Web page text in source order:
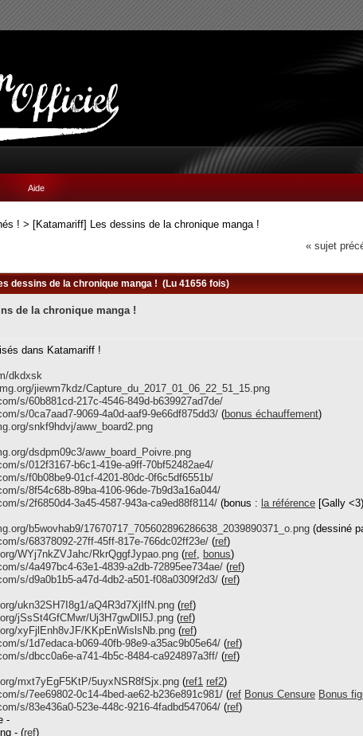
Aide
! > [Katamariff] Les dessins de la chronique manga !
« sujet
dessins de la chronique manga ! (Lu 41656 fois)
de la chronique manga !
dans Katamariff !
dkdxsk
jiewm7kdz/Capture_du_2017_01_06_22_51_15.png
s/60b881cd-217c-4546-849d-b639927ad7de/
s/0ca7aad7-9069-4a0d-aaf9-9e66df875dd3/ (bonus échauffement)
snkf9hdvj/aww_board2.png
dsdpm09c3/aww_board_Poivre.png
s/012f3167-b6c1-419e-a9ff-70bf52482ae4/
s/f0b08be9-01cf-4201-80dc-0f6c5df6551b/
s/8f54c68b-89ba-4106-96de-7b9d3a16a044/
s/2f6850d4-3a45-4587-943a-ca9ed88f8114/ (bonus : la référence [Gally <3)
b5wovhab9/17670717_705602896286638_2039890371_o.png (dessiné
s/68378092-27ff-45ff-817e-766dc02ff23e/ (ref)
WYj7nkZVJahc/RkrQggfJypao.png (ref, bonus)
s/4a497bc4-63e1-4839-a2db-72895ee734ae/ (ref)
s/d9a0b1b5-a47d-4db2-a501-f08a0309f2d3/ (ref)
ukn32SH7I8g1/aQ4R3d7XjIfN.png (ref)
jSsSt4GfCMwr/Uj3H7gwDlI5J.png (ref)
xyFjlEnh8vJF/KKpEnWislsNb.png (ref)
s/1d7edaca-b069-40fb-98e9-a35ac9b05e64/ (ref)
s/dbcc0a6e-a741-4b5c-8484-ca924897a3ff/ (ref)
mxt7yEgF5KtP/5uyxNSR8fSjx.png (ref1 ref2)
s/7ee69802-0c14-4bed-ae62-b236e891c981/ (ref Bonus Censure Bonus
s/83e436a0-523e-448c-9216-4fadbd547064/ (ref)
-
- (ref)